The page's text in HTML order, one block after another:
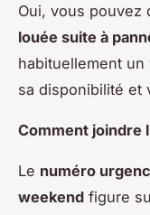
Oui, vous pouvez
louée suite à
habituellement
sa disponibilité et
Comment joindre
Le numéro
weekend figure